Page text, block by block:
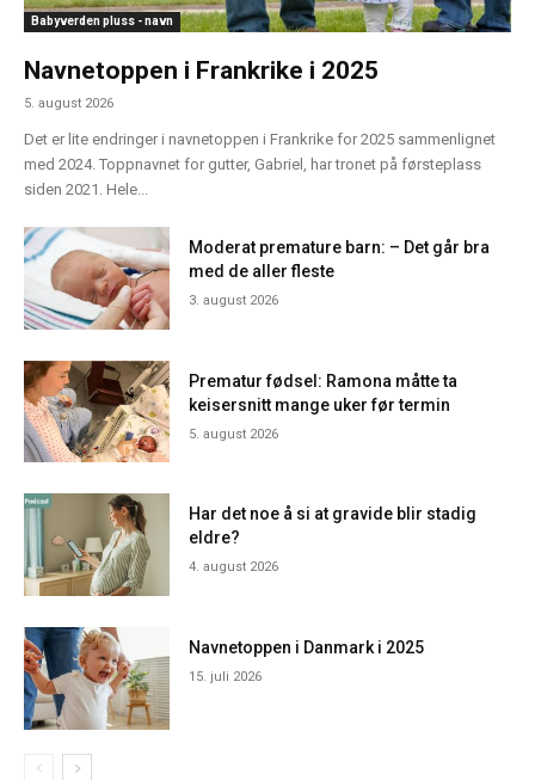
Babyverden pluss - navn
Navnetoppen i Frankrike i 2025
5. august 2026
Det er lite endringer i navnetoppen i Frankrike for 2025 sammenlignet
med 2024. Toppnavnet for gutter, Gabriel, har tronet på førsteplass
siden 2021. Hele...
Moderat premature barn: – Det går bra
med de aller fleste
3. august 2026
Prematur fødsel: Ramona måtte ta
keisersnitt mange uker før termin
5. august 2026
Har det noe å si at gravide blir stadig
eldre?
4. august 2026
Navnetoppen i Danmark i 2025
15. juli 2026